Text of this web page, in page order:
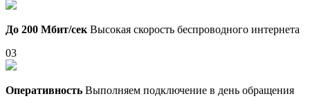
До 200 Мбит/сек Высокая скорость беспроводного интернета
03
Оперативность Выполняем подключение в день обращения